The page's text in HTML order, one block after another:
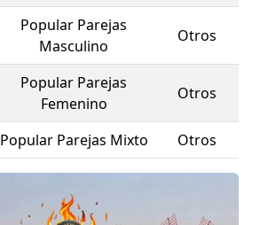
Popular Parejas
Masculino
Otros
Popular Parejas
Femenino
Otros
Popular Parejas Mixto Otros